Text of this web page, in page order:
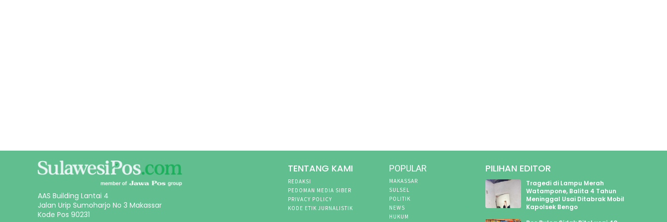
AAS Building Lantai 4
Jalan Urip Sumoharjo No 3 Makassar
Kode Pos 90231
TENTANG KAMI
REDAKSI
PEDOMAN MEDIA SIBER
PRIVACY POLICY
KODE ETIK JURNALISTIK
POPULAR
MAKASSAR
SULSEL
POLITIK
NEWS
HUKUM
PILIHAN EDITOR
Tragedi di Lampu Merah
Watampone, Balita 4 Tahun
Meninggal Usai Ditabrak Mobil
Kapolsek Bengo